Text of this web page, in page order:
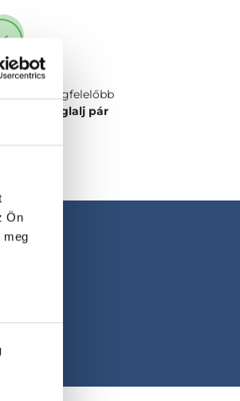
Ön
meg
legmegfelelőbb
foglalj pár